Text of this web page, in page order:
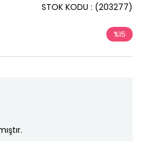
(203277)
STOK KODU
%15